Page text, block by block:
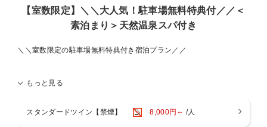
※異性の浴室・ロッカールームのご利用は6歳以下とさせていただい
ております。
※タトゥーのあるお客様はスパのご利用をご遠慮いただいておりま
（天然温泉は加温あり・加水なし・循環ろ過装置使用
■全室禁煙です。館内1階・3階に喫煙スペースがございます。
となります。
【室数限定】＼＼大人気！駐車場無料特典付／／＜
素泊まり＞天然温泉スパ付き
＼＼室数限定の駐車場無料特典付き宿泊プラン／／
す！！
※2台目以降のご利用は通常料金となります。
※チェックイン日の0：00から最長チェックアウト日の23：59までご
もっと見る
スタンダードツイン【禁煙】 8,000円～ /人